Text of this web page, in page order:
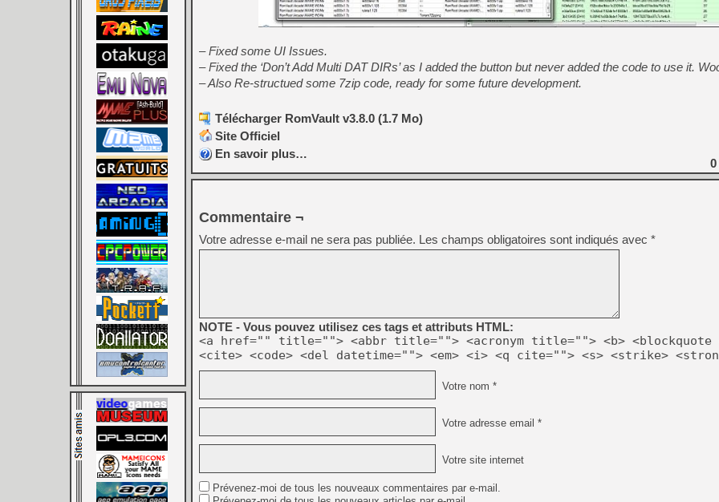
[GK] Dan Houser (GTA)
[GK] Comment EA Sports
[GK] Crimson Moon : un
– Fixed some UI Issues.
– Fixed the ‘Don’t Add Multi DAT DIRs’ as I added the button but never added the code to use it.
– Also Re-structued some 7zip code, ready for some future development.
Télécharger RomVault v3.8.0 (1.7 Mo)
Site Officiel
En savoir plus…
0
Commentaire ¬
Votre adresse e-mail ne sera pas publiée. Les champs obligatoires sont indiqués avec *
NOTE - Vous pouvez utilisez ces tags et attributs HTML:
<a href="" title=""> <abbr title=""> <acronym title=""> <b> <blockquote
<cite> <code> <del datetime=""> <em> <i> <q cite=""> <s> <strike>
Votre nom *
Votre adresse email *
Votre site internet
Prévenez-moi de tous les nouveaux commentaires par e-mail.